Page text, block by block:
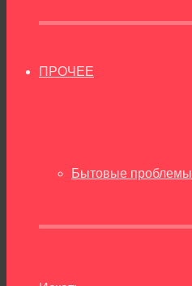
ПРОЧЕЕ
Бытовые проблемы